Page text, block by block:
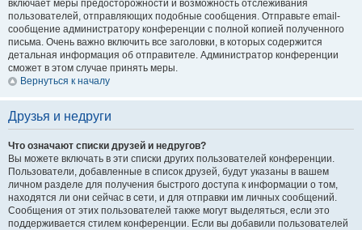
включает меры предосторожности и возможность отслеживания
пользователей, отправляющих подобные сообщения. Отправьте email-
сообщение администратору конференции с полной копией полученного
письма. Очень важно включить все заголовки, в которых содержится
детальная информация об отправителе. Администратор конференции
сможет в этом случае принять меры.
Вернуться к началу
Друзья и недруги
Что означают списки друзей и недругов?
Вы можете включать в эти списки других пользователей конференции.
Пользователи, добавленные в список друзей, будут указаны в вашем
личном разделе для получения быстрого доступа к информации о том,
находятся ли они сейчас в сети, и для отправки им личных сообщений.
Сообщения от этих пользователей также могут выделяться, если это
поддерживается стилем конференции. Если вы добавили пользователей